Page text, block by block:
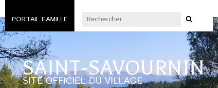
PORTAIL FAMILLE
SAINT-SAVOURNIN
SITE OFFICIEL DU VILLAGE